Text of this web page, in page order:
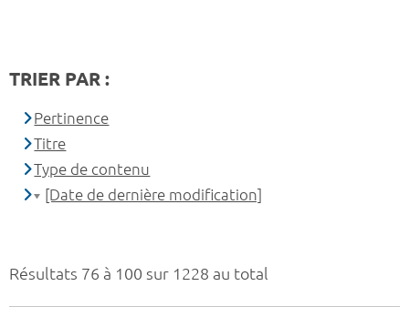
Résultats 76 à 100 sur 1228 au total
TRIER PAR :
Pertinence
Titre
Type de contenu
[Date de dernière modification]